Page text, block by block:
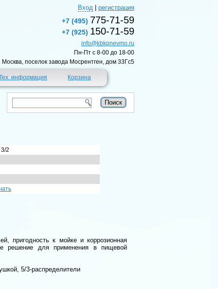
Вход регистрация
+7 (495) 775-71-59
+7 (925) 150-71-59
info@kbkpnevmo.ru
Пн-Пт c 8-00 до 18-00
Москва, поселок завода Мосрентген, дом 33Гс5
информация Корзина
2
пригодность к мойке и коррозионная
решение для применения в пищевой
5/3-распределители